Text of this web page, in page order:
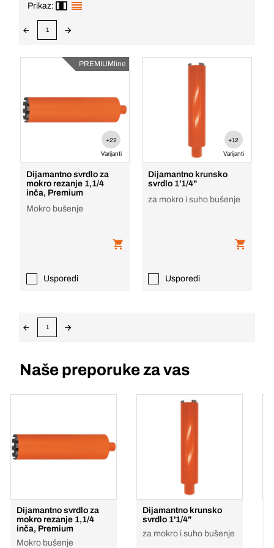
Prikaz:
1
PREMIUMline
+22
Varijanti
Dijamantno svrdlo za
mokro rezanje 1,1/4
inča, Premium
Mokro bušenje
Usporedi
+12
Varijanti
Dijamantno krunsko
svrdlo 1'1/4"
za mokro i suho bušenje
Usporedi
1
Naše preporuke za vas
Dijamantno svrdlo za
mokro rezanje 1,1/4
inča, Premium
Mokro bušenje
Dijamantno krunsko
svrdlo 1'1/4"
za mokro i suho bušenje